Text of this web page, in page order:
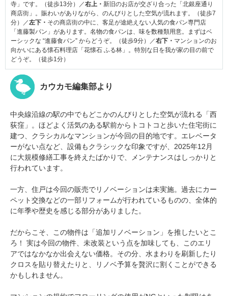
寺」です。（徒歩13分）／右上・ 新旧のお店が交ざり合った「北銀座通り
商店街」。賑わいがありながら、のんびりとした空気が流れます。（徒歩7
分）／左下・ その商店街の中に、客足が途絶えない人気の食パン専門店
「進藤製パン」があります。名物の食パンは、味を数種類用意。まずはベ
ーシックな “進藤食パン” からどうぞ。（徒歩9分）／右下・ マンションのお
向かいにある懐石料理店「花懐石 ふる林」。特別な日を我が家の目の前で
どうぞ。（徒歩1分）
カウカモ編集部より
中央線沿線の駅の中でもどこかのんびりとした空気が流れる「西
荻窪」。ほどよく活気のある駅前からトコトコと歩いた住宅街に
建つ、クラシカルなマンションが今回の目的地です。エレベータ
ーがない点など、設備もクラシックな印象ですが、2025年12月
に大規模修繕工事を終えたばかりで、メンテナンスはしっかりと
行われています。
一方、住戸は今回の販売でリノベーションは未実施。過去にカー
ペット交換などの一部リフォームが行われているものの、全体的
に年季や歴史を感じる部分がありました。
だからこそ、この物件は「追加リノベーション」を推したいとこ
ろ！ 実は今回の物件、未改装という点を加味しても、このエリ
アではなかなか出会えない価格。その分、水まわりを刷新したり
クロスを貼り替えたりと、リノベ予算を贅沢に割くことができる
かもしれません。